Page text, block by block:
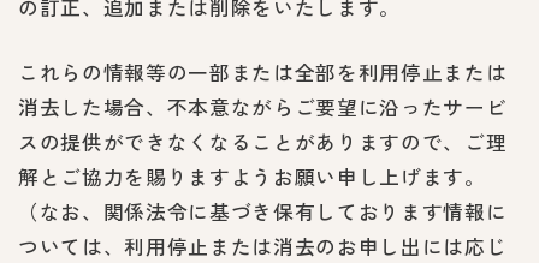
の訂正、追加または削除をいたします。
これらの情報等の一部または全部を利用停止または
消去した場合、不本意ながらご要望に沿ったサービ
スの提供ができなくなることがありますので、ご理
解とご協力を賜りますようお願い申し上げます。
（なお、関係法令に基づき保有しております情報に
ついては、利用停止または消去のお申し出には応じ